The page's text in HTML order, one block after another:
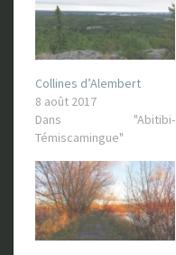
Collines d’Alembert
8 août 2017
Dans "Abitibi-
Témiscamingue"